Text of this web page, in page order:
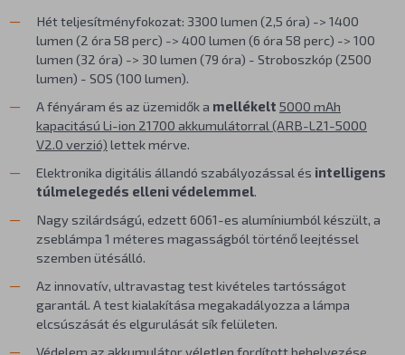
Hét teljesítményfokozat: 3300 lumen (2,5 óra) -> 1400
lumen (2 óra 58 perc) -> 400 lumen (6 óra 58 perc) -> 100
lumen (32 óra) -> 30 lumen (79 óra) - Stroboszkóp (2500
lumen) - SOS (100 lumen).
A fényáram és az üzemidők a mellékelt 5000 mAh
kapacitású Li-ion 21700 akkumulátorral (ARB-L21-5000
V2.0 verzió) lettek mérve.
Elektronika digitális állandó szabályozással és intelligens
túlmelegedés elleni védelemmel.
Nagy szilárdságú, edzett 6061-es alumíniumból készült, a
zseblámpa 1 méteres magasságból történő leejtéssel
szemben ütésálló.
Az innovatív, ultravastag test kivételes tartósságot
garantál. A test kialakítása megakadályozza a lámpa
elcsúszását és elgurulását sík felületen.